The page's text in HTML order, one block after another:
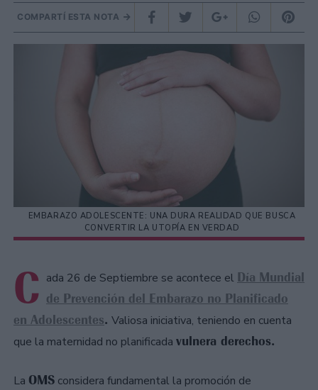
COMPARTÍ ESTA NOTA
EMBARAZO ADOLESCENTE: UNA DURA REALIDAD QUE BUSCA
CONVERTIR LA UTOPÍA EN VERDAD
C ada 26 de Septiembre se acontece el Día Mundial
de Prevención del Embarazo no Planificado
en Adolescentes. Valiosa iniciativa, teniendo en cuenta
que la maternidad no planificada vulnera derechos.
La OMS considera fundamental la promoción de